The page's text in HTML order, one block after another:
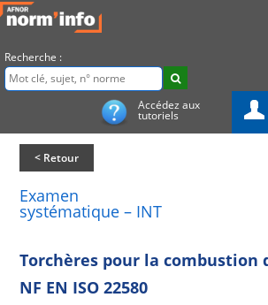
Recherche :
Accédez aux
tutoriels
< Retour
Examen
systématique – INT
Torchères pour la combustion
NF EN ISO 22580